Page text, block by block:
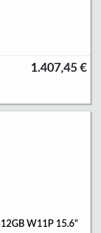
1.407,45 €
W11P 15.6"